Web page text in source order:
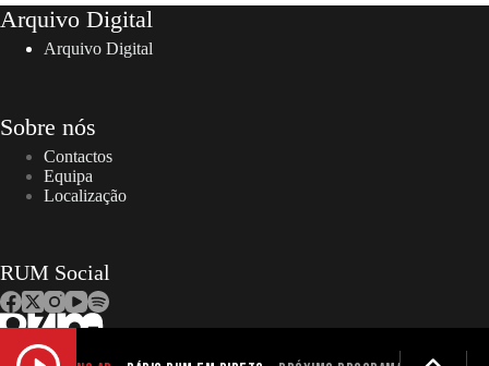
Arquivo Digital
Arquivo Digital
Sobre nós
Contactos
Equipa
Localização
RUM Social